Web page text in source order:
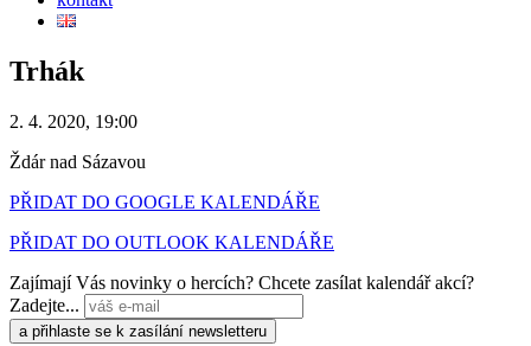
Trhák
2. 4. 2020, 19:00
Ždár nad Sázavou
PŘIDAT DO GOOGLE KALENDÁŘE
PŘIDAT DO OUTLOOK KALENDÁŘE
Zajímají Vás novinky o hercích? Chcete zasílat kalendář akcí?
Zadejte...